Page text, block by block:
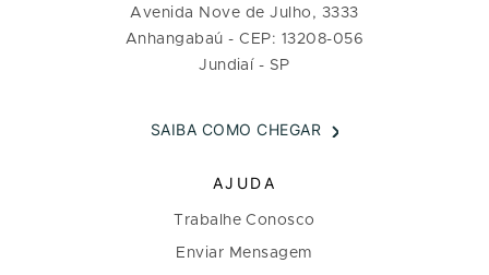
Avenida Nove de Julho, 3333
Anhangabaú - CEP: 13208-056
Jundiaí - SP
SAIBA COMO CHEGAR
AJUDA
Trabalhe Conosco
Enviar Mensagem